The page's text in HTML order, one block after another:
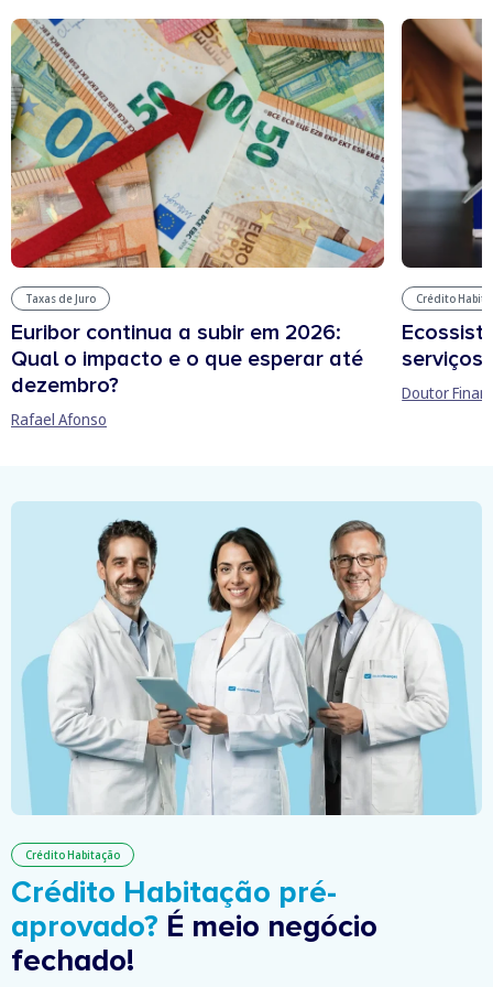
Taxas de Juro
Euribor continua a subir em 2026:
Qual o impacto e o que esperar até
dezembro?
Rafael Afonso
Crédito
serviços
Doutor
Crédito Habitação
Crédito Habitação pré-
aprovado? É meio negócio
fechado!